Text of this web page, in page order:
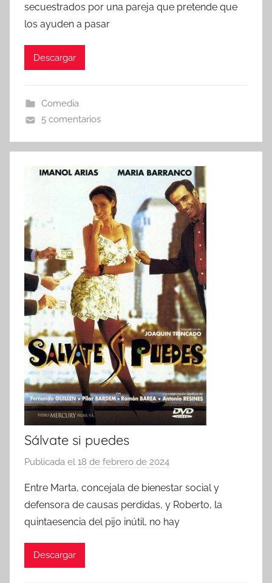
secuestrados por una pareja que pretende que
los ayuden a pasar
Descargar
Comedia
5 comentarios
Sálvate si puedes
Publicada el 18 de febrero de 2024
r
Entre Marta, concejala de bienestar social y
defensora de causas perdidas, y Roberto, la
quintaesencia del pijo inútil, no hay
Descargar